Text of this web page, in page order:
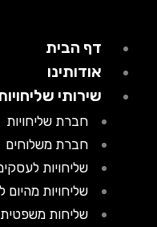
דף הבית
אודותינו
שירותי
חברת שליחויות
חברת משלוחים
שליחויות
שליחויות מהיום
שליחות משפטית